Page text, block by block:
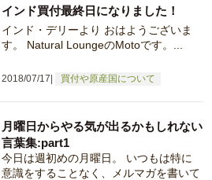
2018/07/17 買付や原産国について
インド買付最終日になりました！
インド・デリーより おはようございま
す。 Natural LoungeのMotoです。...
月曜日からやる気が出るかもしれない
言葉集:part1
今日は週初めの月曜日。 いつもは特に
意識をすることなく、メルマガを書いて